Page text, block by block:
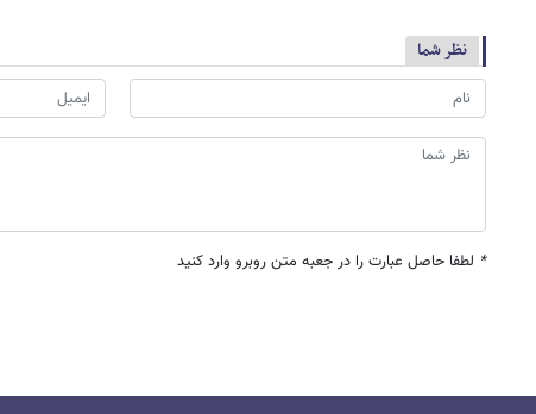
نظر شما
* لطفا حاصل عبارت را در جعبه متن روبرو وارد کنید